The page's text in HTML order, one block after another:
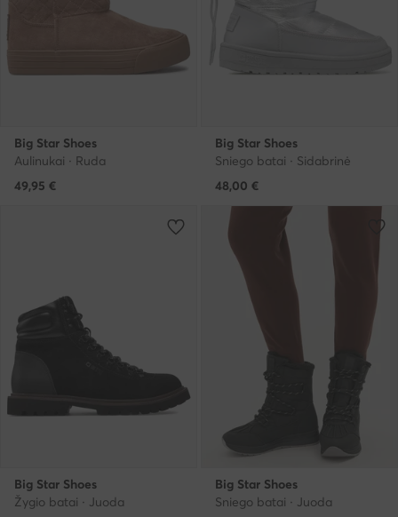
Big Star Shoes
Aulinukai · Ruda
49,95 €
Big Star Shoes
Sniego batai · Sidabrinė
48,00 €
Big Star Shoes
Žygio batai · Juoda
Big Star Shoes
Sniego batai · Juoda